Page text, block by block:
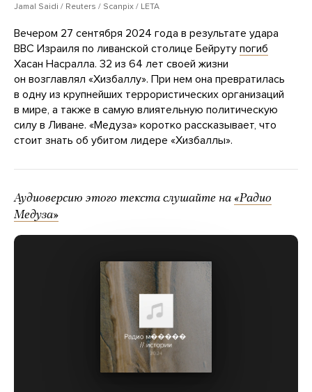
Jamal Saidi / Reuters / Scanpix / LETA
Вечером 27 сентября 2024 года в результате удара
ВВС Израиля по ливанской столице Бейруту погиб
Хасан Насралла. 32 из 64 лет своей жизни
он возглавлял «Хизбаллу». При нем она превратилась
в одну из крупнейших террористических организаций
в мире, а также в самую влиятельную политическую
силу в Ливане. «Медуза» коротко рассказывает, что
стоит знать об убитом лидере «Хизбаллы».
Аудиоверсию этого текста слушайте на «Радио
Медуза»